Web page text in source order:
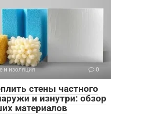
и изоляция 0
стены частного
и изнутри: обзор
материалов